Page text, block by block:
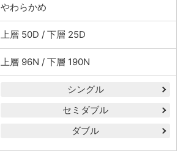
やわらかめ
上層 50D / 下層 25D
上層 96N / 下層 190N
シングル
セミダブル
ダブル